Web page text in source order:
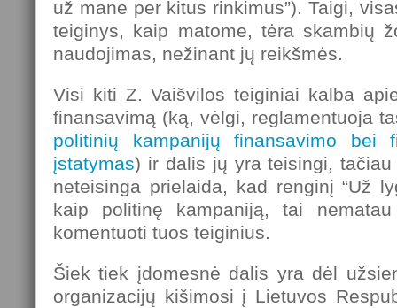
už mane per kitus rinkimus”). Taigi,
teiginys, kaip matome, tėra skambių
naudojimas, nežinant jų reikšmės.
Visi kiti Z. Vaišvilos teiginiai kalba
finansavimą (ką, vėlgi, reglamentuoja
politinių kampanijų finansavimo bei
įstatymas) ir dalis jų yra teisingi,
neteisinga prielaida, kad renginį “Už
kaip politinę kampaniją, tai
komentuoti tuos teiginius.
Šiek tiek įdomesnė dalis yra dėl
organizacijų kišimosi į Lietuvos